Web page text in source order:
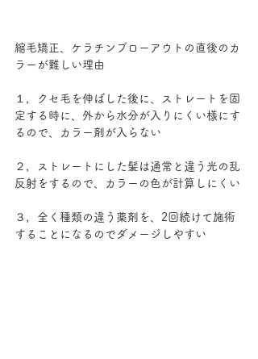
縮毛矯正、ケラチンブローアウトの直後のカ
ラーが難しい理由
１，クセ毛を伸ばした後に、ストレートを固
定する時に、外から水分が入りにくい様にす
るので、カラー剤が入らない
２，ストレートにした髪は通常と違う光の乱
反射をするので、カラーの色が計算しにくい
３，全く種類の違う薬剤を、2回続けて施術
することになるのでダメージしやすい